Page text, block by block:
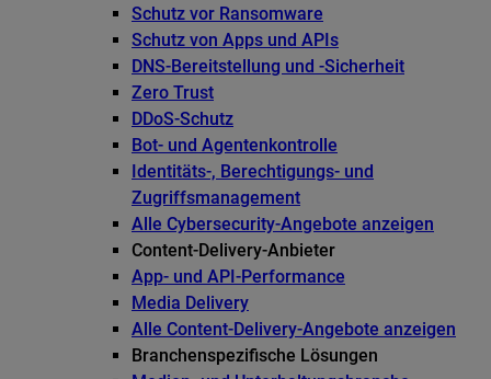
Schutz vor Ransomware
Schutz von Apps und APIs
DNS-Bereitstellung und -Sicherheit
Zero Trust
DDoS-Schutz
Bot- und Agentenkontrolle
Identitäts-, Berechtigungs- und
Zugriffsmanagement
Alle Cybersecurity-Angebote anzeigen
Content-Delivery-Anbieter
App- und API-Performance
Media Delivery
Alle Content-Delivery-Angebote anzeigen
Branchenspezifische Lösungen